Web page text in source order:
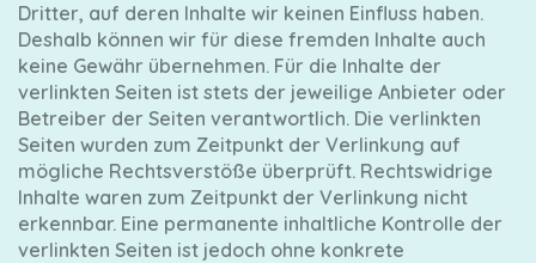
Dritter, auf deren Inhalte wir keinen Einfluss haben.
Deshalb können wir für diese fremden Inhalte auch
keine Gewähr übernehmen. Für die Inhalte der
verlinkten Seiten ist stets der jeweilige Anbieter oder
Betreiber der Seiten verantwortlich. Die verlinkten
Seiten wurden zum Zeitpunkt der Verlinkung auf
mögliche Rechtsverstöße überprüft. Rechtswidrige
Inhalte waren zum Zeitpunkt der Verlinkung nicht
erkennbar. Eine permanente inhaltliche Kontrolle der
verlinkten Seiten ist jedoch ohne konkrete